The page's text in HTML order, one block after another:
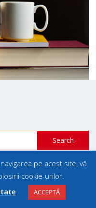
Search
pe acest site, vă
cookie-urilor.
ACCEPTĂ